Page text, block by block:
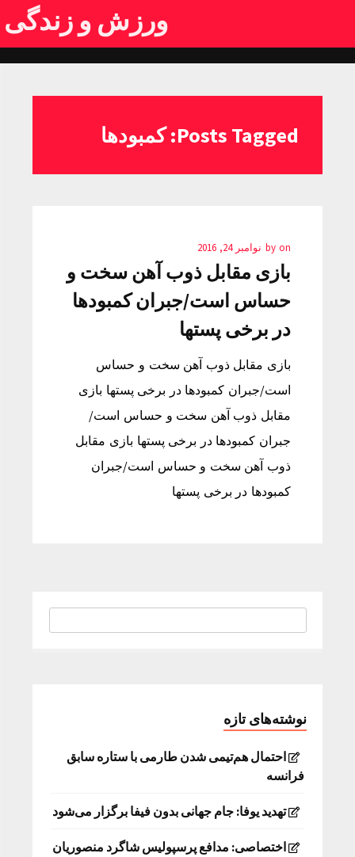
ورزش و زندگی
Posts Tagged: کمبودها
by on نوامبر 24, 2016
بازی مقابل ذوب آهن سخت و
حساس است/جبران کمبودها
در برخی پستها
بازی مقابل ذوب آهن سخت و حساس
است/جبران کمبودها در برخی پستها بازی
مقابل ذوب آهن سخت و حساس است/
جبران کمبودها در برخی پستها بازی مقابل
ذوب آهن سخت و حساس است/جبران
کمبودها در برخی پستها
نوشته‌های تازه
احتمال هم‌تیمی شدن طارمی با ستاره سابق
فرانسه
تهدید یوفا: جام جهانی بدون فیفا برگزار می‌شود
اختصاصی: مدافع پرسپولیس شاگرد منصوریان